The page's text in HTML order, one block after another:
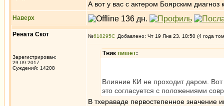
А вот у вас с актером Боярским диагноз
Наверх
Рената Скот
Зарегистрирован:
29.09.2017
Суждений: 14208
№618295 Добавлено: Чт 19 Янв 23, 18:50 (4 года
Твик пишет:
Влияние КИ не проходит даром.
это согласуется с положениями
В тхераваде первостепенное значение